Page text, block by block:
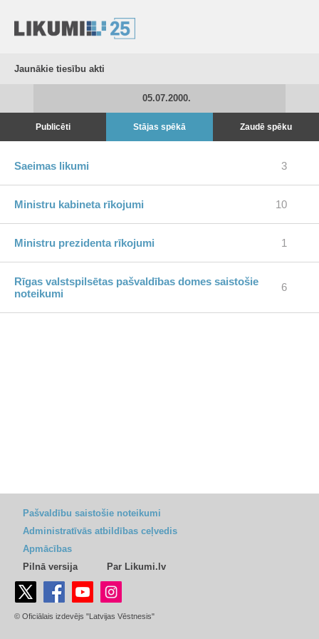
Jaunākie tiesību akti
05.07.2000.
Publicēti Stājas spēkā Zaudē spēku
Saeimas likumi 3
Ministru kabineta rīkojumi 10
Ministru prezidenta rīkojumi 1
Rīgas valstspilsētas pašvaldības domes saistošie
noteikumi
6
Pašvaldību saistošie noteikumi
Administratīvās atbildības ceļvedis
Apmācības
Pilnā versija
Par Likumi.lv
© Oficiālais izdevējs "Latvijas Vēstnesis"